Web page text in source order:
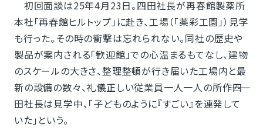
初回面談は25年4月23日。四田社長が再春館製薬所
本社「再春館ヒルトップ」に赴き、工場（「薬彩工園」）見学
も行った。その時の衝撃は忘れられない。同社の歴史や
製品が案内される「歓迎館」での心温まるもてなし、建物
のスケールの大きさ、整理整頓が行き届いた工場内と最
新の設備の数々、礼儀正しい従業員一人一人の所作――四
田社長は見学中、「子どものように『すごい』を連発して
いた」という。